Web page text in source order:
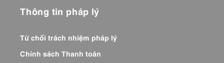
Thông tin pháp lý
Từ chối trách nhiệm pháp lý
Chính sách Thanh toán